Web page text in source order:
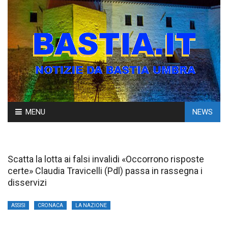
Skip
to
MENU NEWS
Scatta la lotta ai falsi invalidi «Occorrono risposte
certe» Claudia Travicelli (Pdl) passa in rassegna i
disservizi
ASSISI CRONACA LA NAZIONE